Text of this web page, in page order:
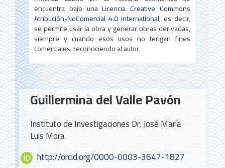
encuentra bajo unaLicencia Creative Commons
Atribución-NoComercial 4.0 International, es decir,
se permite usar la obra y generar obras derivadas,
siempre y cuando esos usos no tengan fines
comerciales, reconociendo al autor.
Contenido
principal
del
artículo
Guillermina del Valle Pavón
Instituto de Investigaciones Dr. José María
Luis Mora
http://orcid.org/0000-0003-3647-1827